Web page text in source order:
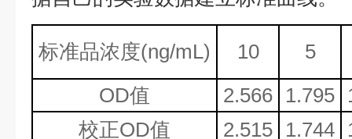
标准品浓度(ng/mL) 10
5
OD值
2.566 1.795
校正OD值 2.515 1.744